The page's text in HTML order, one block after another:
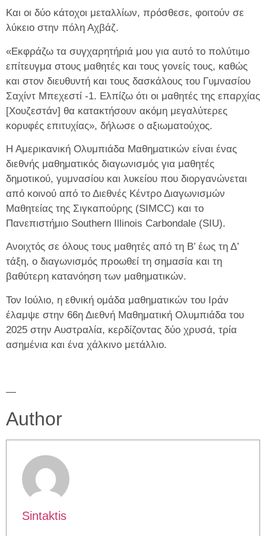
Και οι δύο κάτοχοι μεταλλίων, πρόσθεσε, φοιτούν σε
λύκειο στην πόλη Αχβάζ.
«Εκφράζω τα συγχαρητήριά μου για αυτό το πολύτιμο
επίτευγμα στους μαθητές και τους γονείς τους, καθώς
και στον διευθυντή και τους δασκάλους του Γυμνασίου
Σαχίντ Μπεχεστί -1. Ελπίζω ότι οι μαθητές της επαρχίας
[Χουζεστάν] θα κατακτήσουν ακόμη μεγαλύτερες
κορυφές επιτυχίας», δήλωσε ο αξιωματούχος.
Η Αμερικανική Ολυμπιάδα Μαθηματικών είναι ένας
διεθνής μαθηματικός διαγωνισμός για μαθητές
δημοτικού, γυμνασίου και λυκείου που διοργανώνεται
από κοινού από το Διεθνές Κέντρο Διαγωνισμών
Μαθητείας της Σιγκαπούρης (SIMCC) και το
Πανεπιστήμιο Southern Illinois Carbondale (SIU).
Ανοιχτός σε όλους τους μαθητές από τη Β’ έως τη Δ’
τάξη, ο διαγωνισμός προωθεί τη σημασία και τη
βαθύτερη κατανόηση των μαθηματικών.
Τον Ιούλιο, η εθνική ομάδα μαθηματικών του Ιράν
έλαμψε στην 66η Διεθνή Μαθηματική Ολυμπιάδα του
2025 στην Αυστραλία, κερδίζοντας δύο χρυσά, τρία
ασημένια και ένα χάλκινο μετάλλιο.
—
Author
Sintaktis